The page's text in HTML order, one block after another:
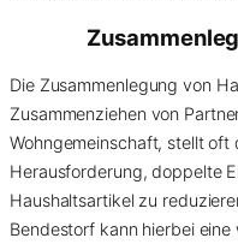
Die Zusammenlegung von
Zusammenziehen von
Wohngemeinschaft, stellt oft
Herausforderung, doppelte
Haushaltsartikel zu
Bendestorf kann hierbei